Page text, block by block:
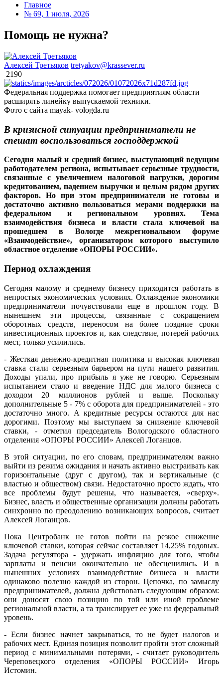
Главное
№ 69, 1 июля, 2026
Помощь не нужна?
Алексей Третьяков tretyakov@krassever.ru
2190
Федеральная поддержка помогает предприятиям области
расширять линейку выпускаемой техники.
Фото с сайта mayak- vologda.ru
В кризисной ситуации предприниматели не
спешат воспользоваться господдержкой
Сегодня малый и средний бизнес, выступающий ведущим
работодателем региона, испытывает серьезные трудности,
связанные с увеличением налоговой нагрузки, дорогим
кредитованием, падением выручки и целым рядом других
факторов. Но при этом предприниматели не готовы и
достаточно активно пользоваться мерами поддержки на
федеральном и региональном уровнях. Тема
взаимодействия бизнеса и власти стала ключевой на
прошедшем в Вологде межрегиональном форуме
«Взаимодействие», организатором которого выступило
областное отделение «ОПОРЫ РОССИИ».
Период охлаждения
Сегодня малому и среднему бизнесу приходится работать в
непростых экономических условиях. Охлаждение экономики
предприниматели почувствовали еще в прошлом году. В
нынешнем эти процессы, связанные с сокращением
оборотных средств, переносом на более поздние сроки
инвестиционных проектов и, как следствие, потерей рабочих
мест, только усилились.
- Жесткая денежно-кредитная политика и высокая ключевая
ставка стали серьезным барьером на пути нашего развития.
Доходы упали, про прибыль я уже не говорю. Серьезным
испытанием стало и введение НДС для малого бизнеса с
доходом 20 миллионов рублей и выше. Поскольку
дополнительные 5 - 7% с оборота для предпринимателей - это
достаточно много. А кредитные ресурсы остаются для нас
дорогими. Поэтому мы выступаем за снижение ключевой
ставки, - отметил председатель Вологодского областного
отделения «ОПОРЫ РОССИИ» Алексей Логанцов.
В этой ситуации, по его словам, предпринимателям важно
выйти из режима ожидания и начать активно выстраивать как
горизонтальные (друг с другом), так и вертикальные (с
властью и обществом) связи. Недостаточно просто ждать, что
все проблемы будут решены, что называется, «сверху».
Бизнес, власть и общественные организации должны работать
синхронно по преод­олению возникающих вопросов, считает
Алексей Логанцов.
Пока Центробанк не готов пойти на резкое снижение
ключевой ставки, которая сейчас составляет 14,25% годовых.
Задача регулятора - удержать инфляцию для того, чтобы
зарплаты и пенсии окончательно не обес­ценились. И в
нынешних условиях взаимодействие бизнеса и власти
одинаково полезно каждой из сторон. Цепочка, по замыслу
предпринимателей, должна действовать следующим образом:
они доносят свою позицию по той или иной проблеме
региональной власти, а та транслирует ее уже на федеральный
уровень.
- Если бизнес начнет закрываться, то не будет налогов и
рабочих мест. Единая позиция позволит пройти этот сложный
период с минимальными потерями, - считает руководитель
Череповецкого отделения «ОПОРЫ РОССИИ» Игорь
Истомин.